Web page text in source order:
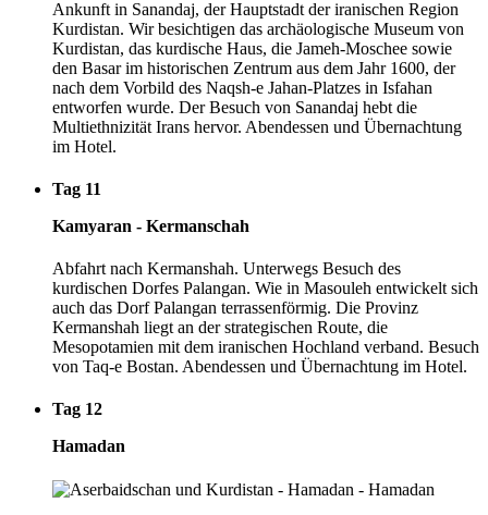
Ankunft in Sanandaj, der Hauptstadt der iranischen Region
Kurdistan. Wir besichtigen das archäologische Museum von
Kurdistan, das kurdische Haus, die Jameh-Moschee sowie
den Basar im historischen Zentrum aus dem Jahr 1600, der
nach dem Vorbild des Naqsh-e Jahan-Platzes in Isfahan
entworfen wurde. Der Besuch von Sanandaj hebt die
Multiethnizität Irans hervor. Abendessen und Übernachtung
im Hotel.
Tag 11
Kamyaran - Kermanschah
Abfahrt nach Kermanshah. Unterwegs Besuch des
kurdischen Dorfes Palangan. Wie in Masouleh entwickelt sich
auch das Dorf Palangan terrassenförmig. Die Provinz
Kermanshah liegt an der strategischen Route, die
Mesopotamien mit dem iranischen Hochland verband. Besuch
von Taq-e Bostan. Abendessen und Übernachtung im Hotel.
Tag 12
Hamadan